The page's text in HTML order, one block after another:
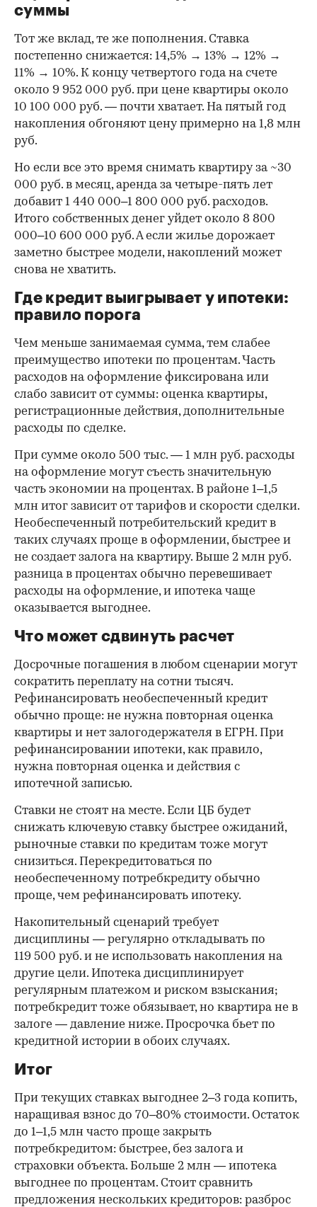
суммы
Тот же вклад, те же пополнения. Ставка
постепенно снижается: 14,5% → 13% → 12% →
11% → 10%. К концу четвертого года на счете
около 9 952 000 руб. при цене квартиры около
10 100 000 руб. — почти хватает. На пятый год
накопления обгоняют цену примерно на 1,8 млн
руб.
Но если все это время снимать квартиру за ~30
000 руб. в месяц, аренда за четыре-пять лет
добавит 1 440 000–1 800 000 руб. расходов.
Итого собственных денег уйдет около 8 800
000–10 600 000 руб. А если жилье дорожает
заметно быстрее модели, накоплений может
снова не хватить.
Где кредит выигрывает у ипотеки:
правило порога
Чем меньше занимаемая сумма, тем слабее
преимущество ипотеки по процентам. Часть
расходов на оформление фиксирована или
слабо зависит от суммы: оценка квартиры,
регистрационные действия, дополнительные
расходы по сделке.
При сумме около 500 тыс. — 1 млн руб. расходы
на оформление могут съесть значительную
часть экономии на процентах. В районе 1–1,5
млн итог зависит от тарифов и скорости сделки.
Необеспеченный потребительский кредит в
таких случаях проще в оформлении, быстрее и
не создает залога на квартиру. Выше 2 млн руб.
разница в процентах обычно перевешивает
расходы на оформление, и ипотека чаще
оказывается выгоднее.
Что может сдвинуть расчет
Досрочные погашения в любом сценарии могут
сократить переплату на сотни тысяч.
Рефинансировать необеспеченный кредит
обычно проще: не нужна повторная оценка
квартиры и нет залогодержателя в ЕГРН. При
рефинансировании ипотеки, как правило,
нужна повторная оценка и действия с
ипотечной записью.
Ставки не стоят на месте. Если ЦБ будет
снижать ключевую ставку быстрее ожиданий,
рыночные ставки по кредитам тоже могут
снизиться. Перекредитоваться по
необеспеченному потребкредиту обычно
проще, чем рефинансировать ипотеку.
Накопительный сценарий требует
дисциплины — регулярно откладывать по
119 500 руб. и не использовать накопления на
другие цели. Ипотека дисциплинирует
регулярным платежом и риском взыскания;
потребкредит тоже обязывает, но квартира не в
залоге — давление ниже. Просрочка бьет по
кредитной истории в обоих случаях.
Итог
При текущих ставках выгоднее 2–3 года копить,
наращивая взнос до 70–80% стоимости. Остаток
до 1–1,5 млн часто проще закрыть
потребкредитом: быстрее, без залога и
страховки объекта. Больше 2 млн — ипотека
выгоднее по процентам. Стоит сравнить
предложения нескольких кредиторов: разброс